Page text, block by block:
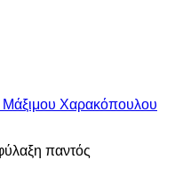
Μάξιμου Χαρακόπουλου
παντός